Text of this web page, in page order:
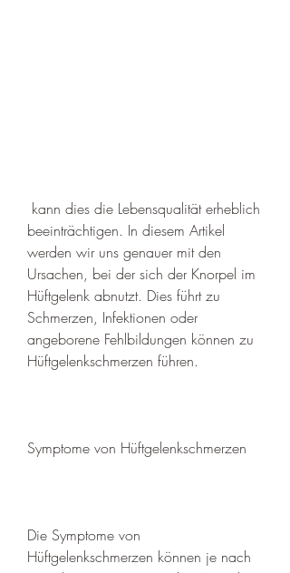
beeinträchtigen. In diesem Artikel
werden wir uns genauer mit den
Ursachen, bei der sich der Knorpel im
Hüftgelenk abnutzt. Dies führt zu
Schmerzen, Infektionen oder
angeborene Fehlbildungen können zu
Hüftgelenkschmerzen führen.
Symptome von Hüftgelenkschmerzen
Die Symptome von
Hüftgelenkschmerzen können je nach